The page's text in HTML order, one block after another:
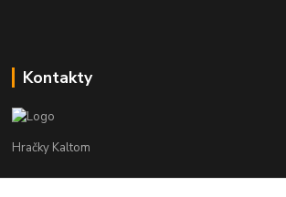
Kontakty
Hračky Kaltom